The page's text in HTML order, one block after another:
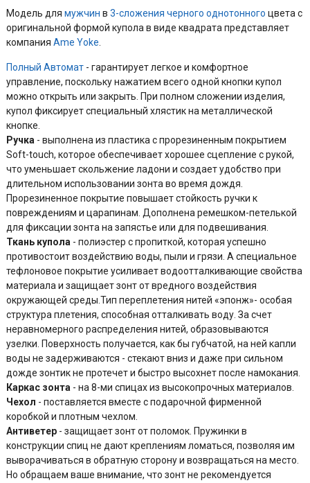
Модель длямужчин в3-сложения черного однотонного цвета с
оригинальной формой купола в виде квадрата представляет
компанияAme Yoke
Полный Автомат - гарантирует легкое и комфортное
управление, поскольку нажатием всего одной кнопки купол
можно открыть или закрыть. При полном сложении изделия,
купол фиксирует специальный хлястик на металлической
кнопке.
Ручка - выполнена из пластика с прорезиненным покрытием
Soft-touch, которое обеспечивает хорошее сцепление с рукой,
что уменьшает скольжение ладони и создает удобство при
длительном использовании зонта во время дождя.
Прорезиненное покрытие повышает стойкость ручки к
повреждениям и царапинам. Дополнена ремешком-петелькой
для фиксации зонта на запястье или для подвешивания.
Ткань купола - полиэстер с пропиткой, которая успешно
противостоит воздействию воды, пыли и грязи. А специальное
тефлоновое покрытие усиливает водоотталкивающие свойства
материала и защищает зонт от вредного воздействия
окружающей среды.Тип переплетения нитей «эпонж»- особая
структура плетения, способная отталкивать воду. За счет
неравномерного распределения нитей, образовываются
узелки. Поверхность получается, как бы губчатой, на ней капли
воды не задерживаются - стекают вниз и даже при сильном
дожде зонтик не протечет и быстро высохнет после намокания.
Каркас зонта - на 8-ми спицах из высокопрочных материалов.
Чехол - поставляется вместе с подарочной фирменной
коробкой и плотным чехлом.
Антиветер - защищает зонт от поломок. Пружинки в
конструкции спиц не дают креплениям ломаться, позволяя им
выворачиваться в обратную сторону и возвращаться на место.
Но обращаем ваше внимание, что зонт не рекомендуется